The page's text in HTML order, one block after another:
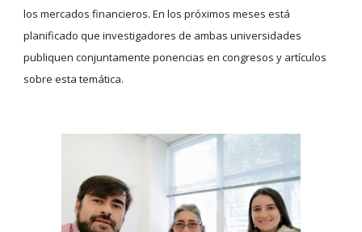
los mercados financieros. En los próximos meses está
planificado que investigadores de ambas universidades
publiquen conjuntamente ponencias en congresos y artículos
sobre esta temática.